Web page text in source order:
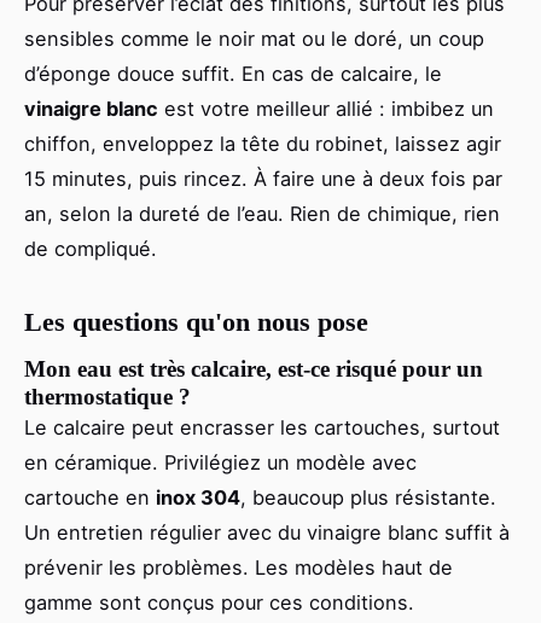
sensibles comme le noir mat ou le doré, un coup
d’éponge douce suffit. En cas de calcaire, le
vinaigre blanc est votre meilleur allié : imbibez un
chiffon, enveloppez la tête du robinet, laissez agir
15 minutes, puis rincez. À faire une à deux fois par
an, selon la dureté de l’eau. Rien de chimique, rien
de compliqué.
Les questions qu'on nous pose
Mon eau est très calcaire, est-ce risqué pour un
thermostatique ?
Le calcaire peut encrasser les cartouches, surtout
en céramique. Privilégiez un modèle avec
cartouche en inox 304, beaucoup plus résistante.
Un entretien régulier avec du vinaigre blanc suffit à
prévenir les problèmes. Les modèles haut de
gamme sont conçus pour ces conditions.